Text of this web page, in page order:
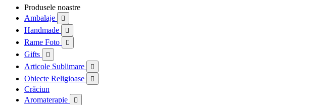
Produsele noastre
Ambalaje

Handmade 
Rame Foto 
Gifts 
Articole Sublimare 
Obiecte Religioase 
Crăciun
Aromaterapie
